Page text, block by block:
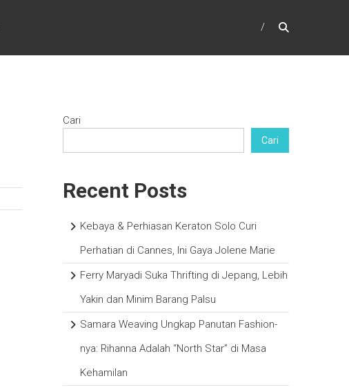
Cari
Cari
Recent Posts
Kebaya & Perhiasan Keraton Solo Curi
Perhatian di Cannes, Ini Gaya Jolene Marie
Ferry Maryadi Suka Thrifting di Jepang, Lebih
Yakin dan Minim Barang Palsu
Samara Weaving Ungkap Panutan Fashion-
nya: Rihanna Adalah “North Star” di Masa
Kehamilan